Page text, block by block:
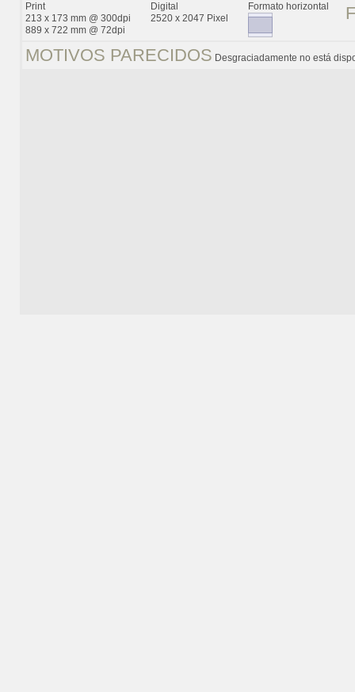
Print
213 x 173 mm @ 300dpi
889 x 722 mm @ 72dpi
Digital
2520 x 2047 Pixel
Formato horizontal
MOTIVOS PARECIDOS Desgraciadamente no está